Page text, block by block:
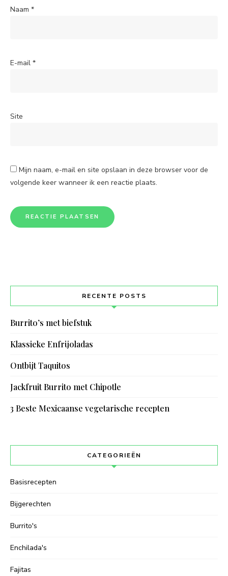
Naam *
E-mail *
Site
Mijn naam, e-mail en site opslaan in deze browser voor de
volgende keer wanneer ik een reactie plaats.
RECENTE POSTS
Burrito’s met biefstuk
Klassieke Enfrijoladas
Ontbijt Taquitos
Jackfruit Burrito met Chipotle
3 Beste Mexicaanse vegetarische recepten
CATEGORIEËN
Basisrecepten
Bijgerechten
Burrito's
Enchilada's
Fajitas